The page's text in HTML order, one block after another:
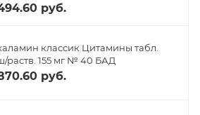
руб.
классик Цитамины табл.
раств. 155 мг № 40 БАД
руб.